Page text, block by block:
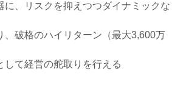
に、リスクを抑えつつダイナミックな
、破格のハイリターン（最大3,600万
して経営の舵取りを行える